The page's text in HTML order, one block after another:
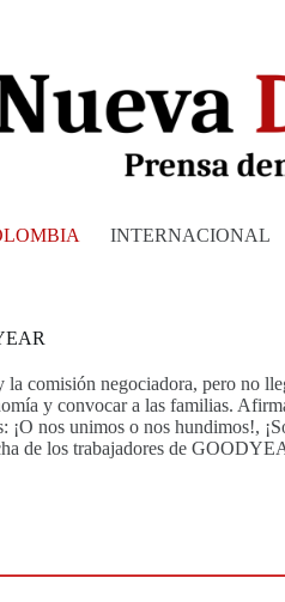
INTERNACIONAL
comisión negociadora, pero no
y convocar a las familias.
nos unimos o nos hundimos!,
de los trabajadores de